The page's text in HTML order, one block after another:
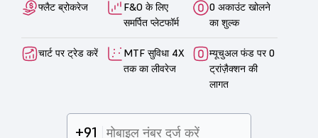
फ्लैट ब्रोकरेज
F&O के लिए
समर्पित प्लेटफॉर्म
0 अकाउंट खोलने
का शुल्क
चार्ट पर ट्रेड करें
MTF सुविधा 4X
तक का लीवरेज
म्यूचुअल फंड पर 0
ट्रांज़ैक्शन की
लागत
+91